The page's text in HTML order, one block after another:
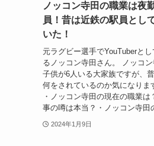
ノッコン寺田の職業は夜
員！昔は近鉄の駅員とし
いた！
元ラグビー選手でYouTuberと
るノッコン寺田さん。 ノッコン
子供が6人いる大家族ですが、
何をされているのか気になりま
・ノッコン寺田の現在の職業は
事の噂は本当？・ノッコン寺田
2024年1月9日